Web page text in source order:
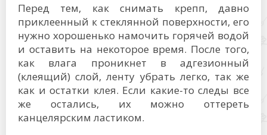
Перед тем, как снимать крепп, давно
приклеенный к стеклянной поверхности, его
нужно хорошенько намочить горячей водой
и оставить на некоторое время. После того,
как влага проникнет в адгезионный
(клеящий) слой, ленту убрать легко, так же
как и остатки клея. Если какие-то следы все
же остались, их можно оттереть
канцелярским ластиком.